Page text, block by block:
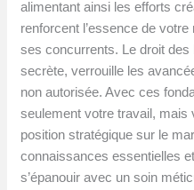
alimentant ainsi les efforts
renforcent l’essence de
ses concurrents. Le droit
secrète, verrouille les
non autorisée. Avec ces
seulement votre travail, mais
position stratégique sur le
connaissances essentielles
s’épanouir avec un soin